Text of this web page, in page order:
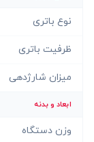
نوع باتری
ظرفیت باتری
میزان شارژدهی
ابعاد و بدنه
وزن دستگاه